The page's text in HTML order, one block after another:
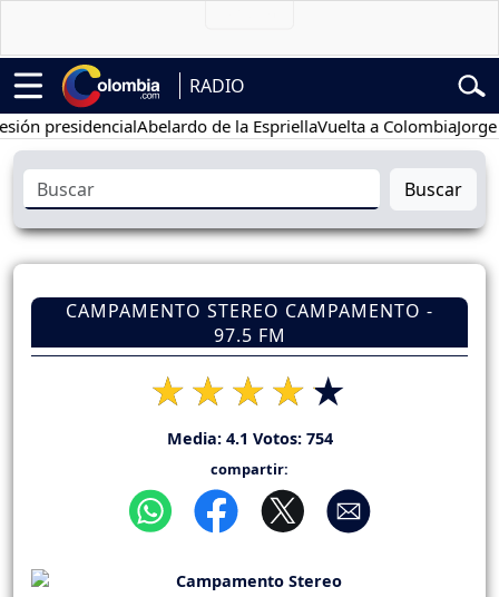
RADIO
presidencialAbelardo de la EspriellaVuelta a ColombiaJorge
Buscar
CAMPAMENTO STEREO CAMPAMENTO -
97.5 FM
Media: 4.1 Votos: 754
compartir: